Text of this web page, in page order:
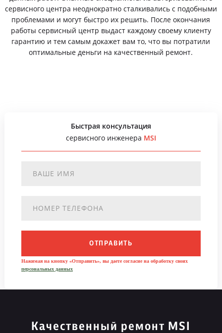
сервисного центра неоднократно сталкивались с подобными
проблемами и могут быстро их решить. После окончания
работы сервисный центр выдаст каждому своему клиенту
гарантию и тем самым докажет вам то, что вы потратили
оптимальные деньги на качественный ремонт.
Быстрая консультация
сервисного инженера MSI
ОТПРАВИТЬ
Нажимая на кнопку «Отправить», вы даете согласие на обработку своих
персональных данных
Качественный ремонт MSI